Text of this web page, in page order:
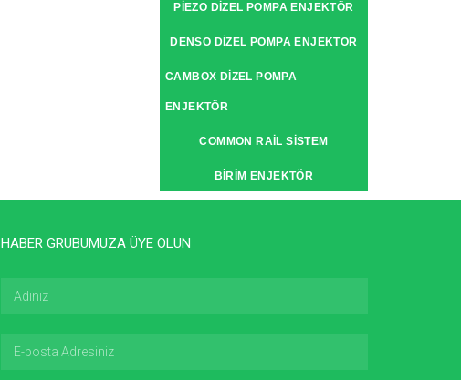
PIEZO DIZEL POMPA ENJEKTÖR
DENSO DIZEL POMPA ENJEKTÖR
CAMBOX DIZEL POMPA
ENJEKTÖR
COMMON RAIL SISTEM
BIRIM ENJEKTÖR
HABER GRUBUMUZA ÜYE OLUN